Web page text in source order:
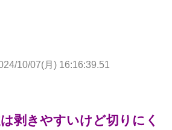
10/07(月) 16:16:39.51
剥きやすいけど切りにく